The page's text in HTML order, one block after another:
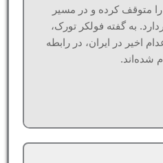
متوقف کرده و در مسیر
به گفته فولکر تورک،
از مجموع ۵۶ اعدام اخیر در ایران، در رابطه
شده‌اند.